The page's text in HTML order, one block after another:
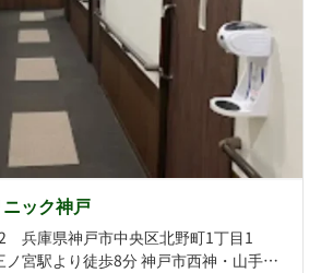
ック神戸
兵庫県神戸市中央区北野町1丁目1
JR神戸線 三ノ宮駅より徒歩8分 神戸市西神・山手線 新神戸駅より徒歩8分